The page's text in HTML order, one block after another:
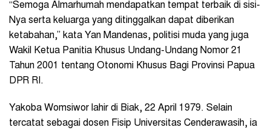
“Semoga Almarhumah mendapatkan tempat terbaik di sisi-
Nya serta keluarga yang ditinggalkan dapat diberikan
ketabahan,” kata Yan Mandenas, politisi muda yang juga
Wakil Ketua Panitia Khusus Undang-Undang Nomor 21
Tahun 2001 tentang Otonomi Khusus Bagi Provinsi Papua
DPR RI.
Yakoba Womsiwor lahir di Biak, 22 April 1979. Selain
tercatat sebagai dosen Fisip Universitas Cenderawasih, ia